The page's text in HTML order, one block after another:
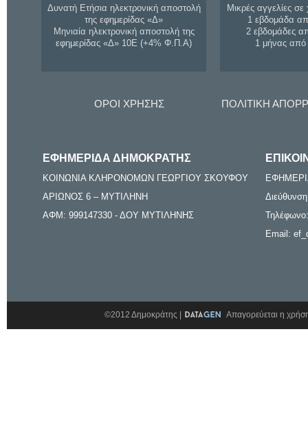
Δυνατή Ετήσια ηλεκτρονική αποστολή
της εφημερίδας «Δ»
Μηνιαία ηλεκτρονική αποστολή της
εφημερίδας «Δ» 10Ε (+4% Φ.Π.Α)
Μικρές αγγελίες σε
1 εβδομάδα
2 εβδομάδες
1 μήνας
ΟΡΟΙ ΧΡΗΣΗΣ ΠΟΛΙΤΙΚΗ
ΕΦΗΜΕΡΙΔΑ ΔΗΜΟΚΡΑΤΗΣ
ΚΟΙΝΩΝΙΑ ΚΛΗΡΟΝΟΜΩΝ ΓΕΩΡΓΙΟΥ ΣΚΟΥΦΟΥ
ΑΡΙΩΝΟΣ 6 – ΜΥΤΙΛΗΝΗ
ΑΦΜ: 999147330 - ΔΟΥ ΜΥΤΙΛΗΝΗΣ
Email:
©2012 Δημοκράτης | Απαγορεύεται η